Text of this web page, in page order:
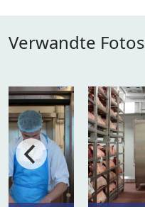
Verwandte Fotos